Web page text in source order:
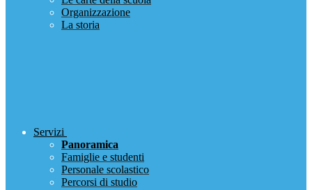
Organizzazione
La storia
Servizi
Panoramica
Famiglie e studenti
Personale scolastico
Percorsi di studio